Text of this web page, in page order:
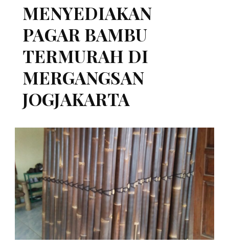
MENYEDIAKAN
PAGAR BAMBU
TERMURAH DI
MERGANGSAN
JOGJAKARTA